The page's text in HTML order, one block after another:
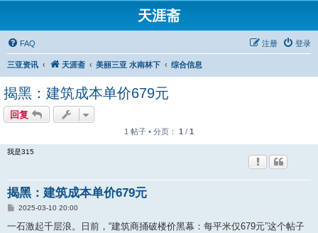
天涯斋
FAQ 登录
注册
三亚资讯 天涯斋 美丽三亚 水南林下 综合信息
揭黑：建筑成本单价679元
回复
1 帖子 • 分页： 1 / 1
我是315
揭黑：建筑成本单价679元
帖
2025-03-10 20:00
一石激起千层浪。日前，“建筑商捅破楼价黑幕：每平米仅679元”这个帖子